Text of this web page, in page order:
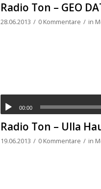
Radio Ton – GEO
28.06.2013 / 0 Kommentare / in
00:00
Radio Ton – Ulla
19.06.2013 / 0 Kommentare / in